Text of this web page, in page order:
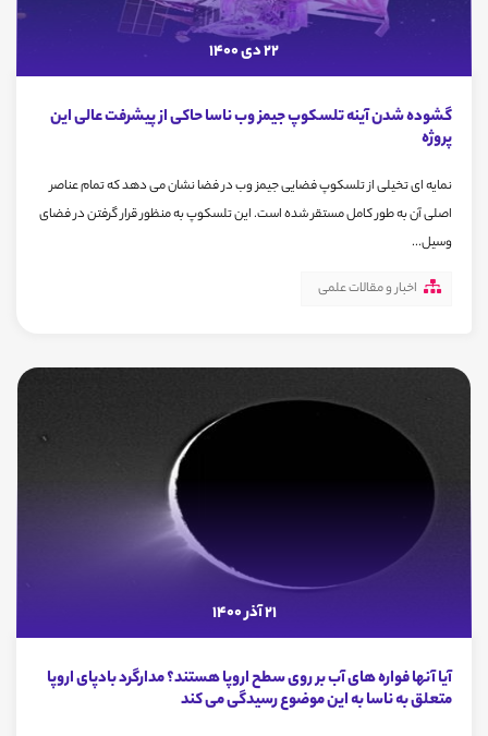
22 دی 1400
گشوده شدن آینه تلسکوپ جیمز وب ناسا حاکی از پیشرفت عالی این
پروژه
نمایه ای تخیلی از تلسکوپ فضایی جیمز وب در فضا نشان می دهد که تمام عناصر
اصلی آن به طور کامل مستقر شده است. این تلسکوپ به منظور قرار گرفتن در فضای
وسیل...
اخبار و مقالات علمی
21 آذر 1400
آیا آنها فواره های آب بر روی سطح اروپا هستند؟ مدارگرد بادپای اروپا
متعلق به ناسا به این موضوع رسیدگی می کند